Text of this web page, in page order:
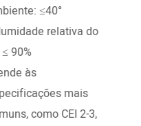
≤40°
relativa do
90%
às
mais
como CEI 2-3,